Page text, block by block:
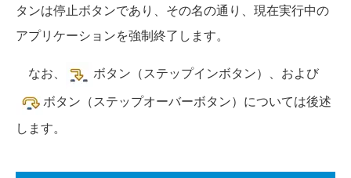
タンは停止ボタンであり、その名の通り、現在実行中の
アプリケーションを強制終了します。
なお、
ボタン（ステップインボタン）、および
ボタン（ステップオーバーボタン）については後述
します。